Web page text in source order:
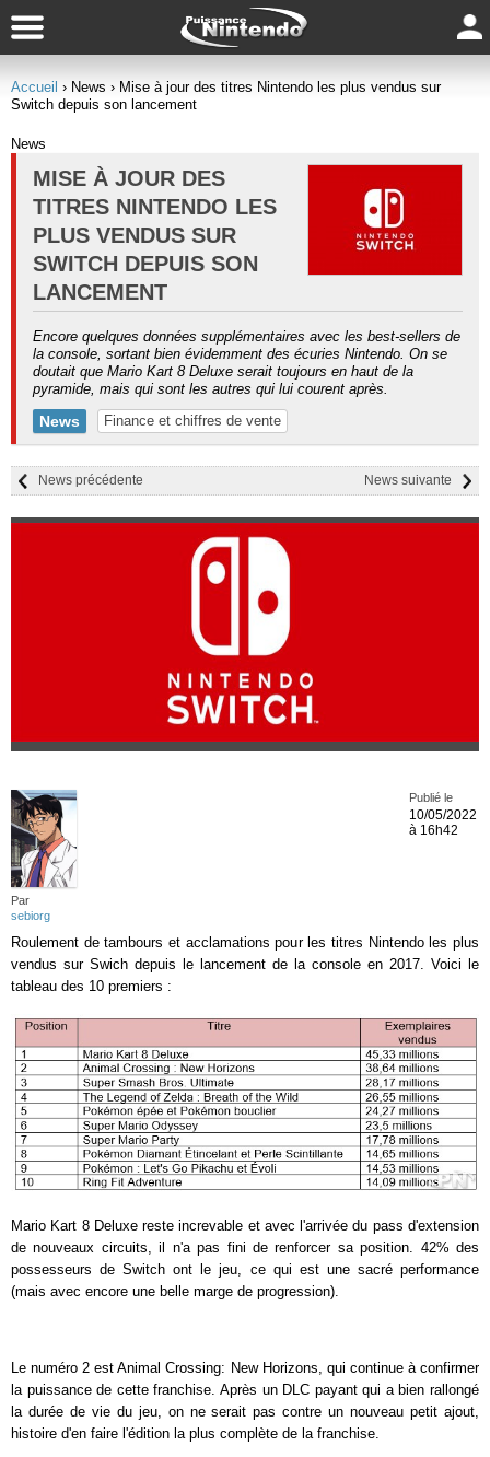
Accueil › News › Mise à jour des titres Nintendo les plus vendus sur
Switch depuis son lancement
News
MISE À JOUR DES
TITRES NINTENDO LES
PLUS VENDUS SUR
SWITCH DEPUIS SON
LANCEMENT
Encore quelques données supplémentaires avec les best-sellers de
la console, sortant bien évidemment des écuries Nintendo. On se
doutait que Mario Kart 8 Deluxe serait toujours en haut de la
pyramide, mais qui sont les autres qui lui courent après.
News Finance et chiffres de vente
News suivante
News précédente
Par
sebiorg
Publié le
10/05/2022
à 16h42
Roulement de tambours et acclamations pour les titres Nintendo les plus
vendus sur Swich depuis le lancement de la console en 2017. Voici le
tableau des 10 premiers :
Mario Kart 8 Deluxe reste increvable et avec l'arrivée du pass d'extension
de nouveaux circuits, il n'a pas fini de renforcer sa position. 42% des
possesseurs de Switch ont le jeu, ce qui est une sacré performance
(mais avec encore une belle marge de progression).
Le numéro 2 est Animal Crossing: New Horizons, qui continue à confirmer
la puissance de cette franchise. Après un DLC payant qui a bien rallongé
la durée de vie du jeu, on ne serait pas contre un nouveau petit ajout,
histoire d'en faire l'édition la plus complète de la franchise.